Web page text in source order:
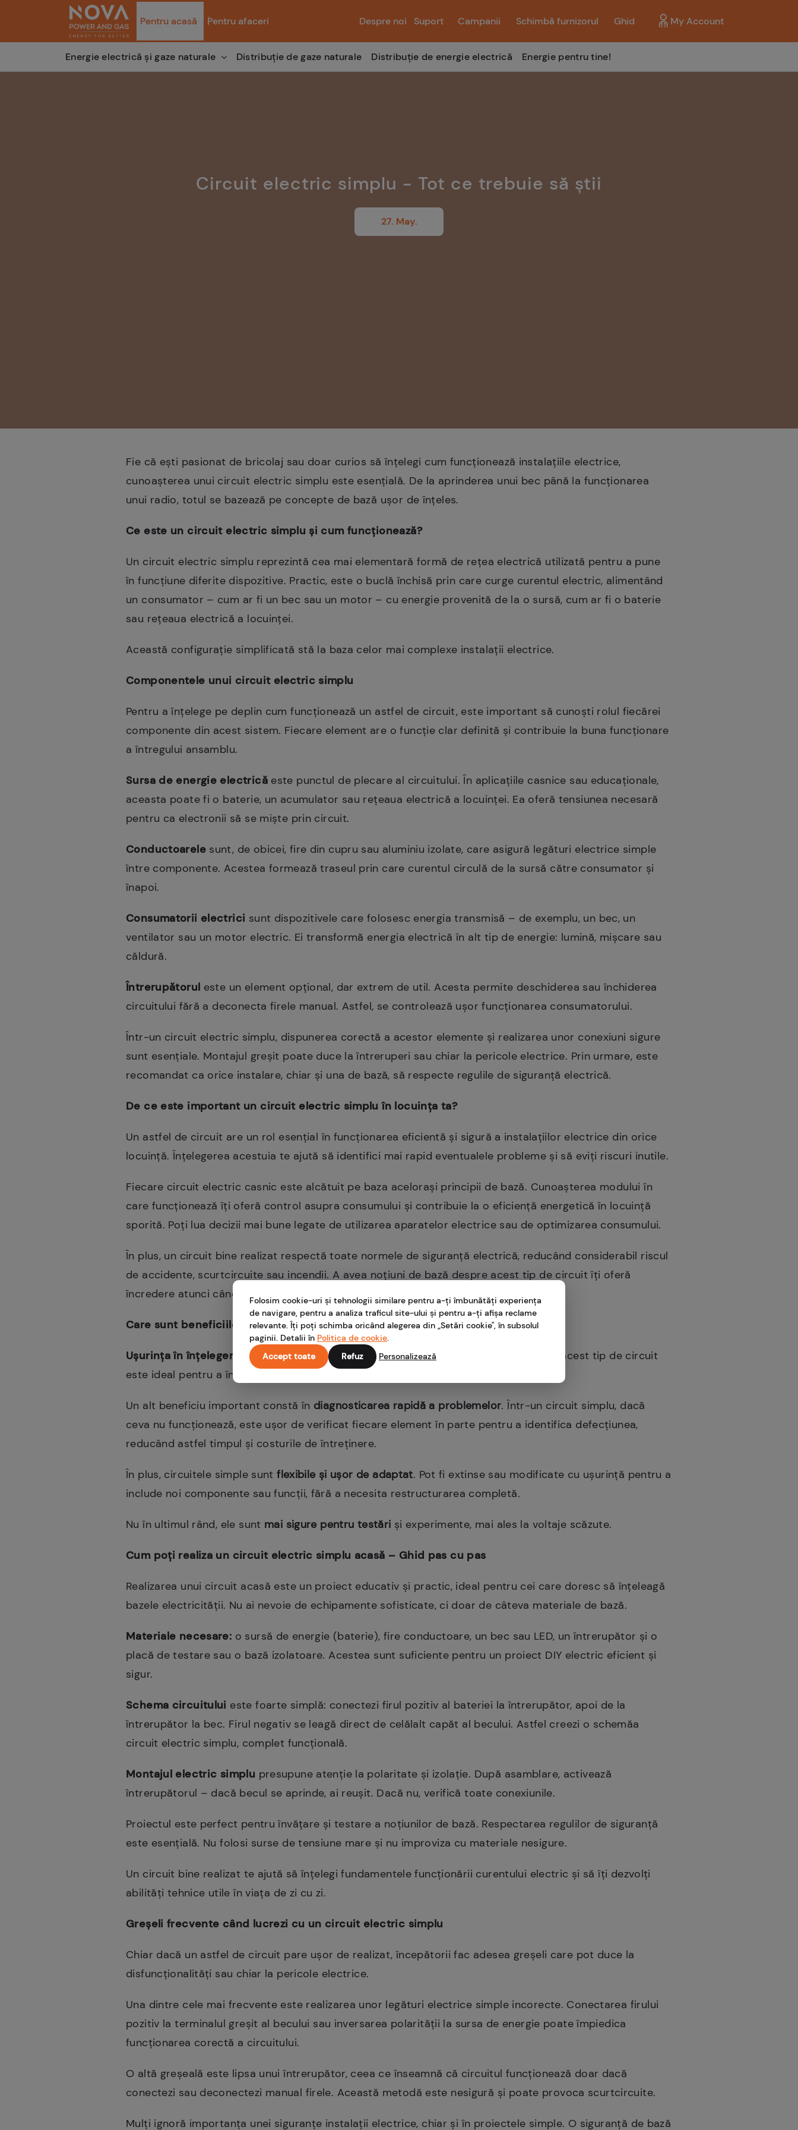
Pentru acasă Pentru afaceri Despre noi Suport Campanii Schimbă furnizorul Ghid My Account
Energie electrică și gaze naturale Distribuție de gaze naturale Distribuție de energie electrică Energie pentru tine!
Circuit electric simplu - Tot ce trebuie să știi
27. May.
Fie că ești pasionat de bricolaj sau doar curios să înțelegi cum funcționează instalațiile electrice,
cunoașterea unui circuit electric simplu este esențială. De la aprinderea unui bec până la funcționarea
unui radio, totul se bazează pe concepte de bază ușor de înțeles.
Ce este un circuit electric simplu și cum funcționează?
Un circuit electric simplu reprezintă cea mai elementară formă de rețea electrică utilizată pentru a pune
în funcțiune diferite dispozitive. Practic, este o buclă închisă prin care curge curentul electric, alimentând
un consumator – cum ar fi un bec sau un motor – cu energie provenită de la o sursă, cum ar fi o baterie
sau rețeaua electrică a locuinței.
Această configurație simplificată stă la baza celor mai complexe instalații electrice.
Componentele unui circuit electric simplu
Pentru a înțelege pe deplin cum funcționează un astfel de circuit, este important să cunoști rolul fiecărei
componente din acest sistem. Fiecare element are o funcție clar definită și contribuie la buna funcționare
a întregului ansamblu.
Sursa de energie electricăeste punctul de plecare al circuitului. În aplicațiile casnice sau educaționale,
aceasta poate fi o baterie, un acumulator sau rețeaua electrică a locuinței. Ea oferă tensiunea necesară
pentru ca electronii să se miște prin circuit.
Conductoarelesunt, de obicei, fire din cupru sau aluminiu izolate, care asigură legături electrice simple
între componente. Acestea formează traseul prin care curentul circulă de la sursă către consumator și
înapoi.
Consumatorii electrici sunt dispozitivele care folosesc energia transmisă – de exemplu, un bec, un
ventilator sau un motor electric. Ei transformă energia electrică în alt tip de energie: lumină, mișcare sau
căldură.
Întrerupătorul este un element opțional, dar extrem de util. Acesta permite deschiderea sau închiderea
circuitului fără a deconecta firele manual. Astfel, se controlează ușor funcționarea consumatorului.
Într-un circuit electric simplu, dispunerea corectă a acestor elemente și realizarea unor conexiuni sigure
sunt esențiale. Montajul greșit poate duce la întreruperi sau chiar la pericole electrice. Prin urmare, este
recomandat ca orice instalare, chiar și una de bază, să respecte regulile de siguranță electrică.
De ce este important un circuit electric simplu în locuința ta?
Un astfel de circuit are un rol esențial în funcționarea eficientă și sigură a instalațiilor electrice din orice
locuință. Înțelegerea acestuia te ajută să identifici mai rapid eventualele probleme și să eviți riscuri inutile.
Fiecare circuit electric casnic este alcătuit pe baza acelorași principii de bază. Cunoașterea modului în
care funcționează îți oferă control asupra consumului și contribuie la o eficiență energetică în locuință
sporită. Poți lua decizii mai bune legate de utilizarea aparatelor electrice sau de optimizarea consumului.
În plus, un circuit bine realizat respectă toate normele de siguranță electrică, reducând considerabil riscul
de accidente, scurtcircuite sau incendii. A avea noțiuni de bază despre acest tip de circuit îți oferă
încredere atunci când intervii în mici reparații sau verificări de rutină.
Care sunt beneficiile unui circuit electric simplu?
Ușurința în înțelegere și utilizareeste primul avantaj. Datorită complexității reduse, acest tip de circuit
este ideal pentru a învăța principiile fundamentale ale electricității.
Un alt beneficiu important constă în diagnosticarea rapidă a problemelor. Într-un circuit simplu, dacă
ceva nu funcționează, este ușor de verificat fiecare element în parte pentru a identifica defecțiunea,
reducând astfel timpul și costurile de întreținere.
În plus, circuitele simple suntflexibile și ușor de adaptat. Pot fi extinse sau modificate cu ușurință pentru a
include noi componente sau funcții, fără a necesita restructurarea completă.
Nu în ultimul rând, ele sunt mai sigure pentru testări și experimente, mai ales la voltaje scăzute.
Cum poți realiza un circuit electric simplu acasă – Ghid pas cu pas
Realizarea unui circuit acasă este un proiect educativ și practic, ideal pentru cei care doresc să înțeleagă
bazele electricității. Nu ai nevoie de echipamente sofisticate, ci doar de câteva materiale de bază.
Materiale necesare: o sursă de energie (baterie), fire conductoare, un bec sau LED, un întrerupător și o
placă de testare sau o bază izolatoare. Acestea sunt suficiente pentru un proiect DIY electric eficient și
sigur.
Schema circuitului este foarte simplă: conectezi firul pozitiv al bateriei la întrerupător, apoi de la
întrerupător la bec. Firul negativ se leagă direct de celălalt capăt al becului. Astfel creezi o schemăa
circuit electric simplu, complet funcțională.
Montajul electric simplu presupune atenție la polaritate și izolație. După asamblare, activează
întrerupătorul – dacă becul se aprinde, ai reușit. Dacă nu, verifică toate conexiunile.
Proiectul este perfect pentru învățare și testare a noțiunilor de bază. Respectarea regulilor de siguranță
este esențială. Nu folosi surse de tensiune mare și nu improviza cu materiale nesigure.
Un circuit bine realizat te ajută să înțelegi fundamentele funcționării curentului electric și să îți dezvolți
abilități tehnice utile în viața de zi cu zi.
Greșeli frecvente când lucrezi cu un circuit electric simplu
Chiar dacă un astfel de circuit pare ușor de realizat, începătorii fac adesea greșeli care pot duce la
disfuncționalități sau chiar la pericole electrice.
Una dintre cele mai frecvente este realizarea unor legături electrice simple incorecte. Conectarea firului
pozitiv la terminalul greșit al becului sau inversarea polarității la sursa de energie poate împiedica
funcționarea corectă a circuitului.
O altă greșeală este lipsa unui întrerupător, ceea ce înseamnă că circuitul funcționează doar dacă
conectezi sau deconectezi manual firele. Această metodă este nesigură și poate provoca scurtcircuite.
Mulți ignoră importanța unei siguranțe instalații electrice, chiar și în proiectele simple. O siguranță de bază
Folosim cookie-uri și tehnologii similare pentru a-ți îmbunătăți experiența
de navigare, pentru a analiza traficul site-ului și pentru a-ți afișa reclame
relevante. Îți poți schimba oricând alegerea din „Setări cookie", în subsolul
paginii. Detalii în Politica de cookie.
Accept toate
Refuz Personalizează